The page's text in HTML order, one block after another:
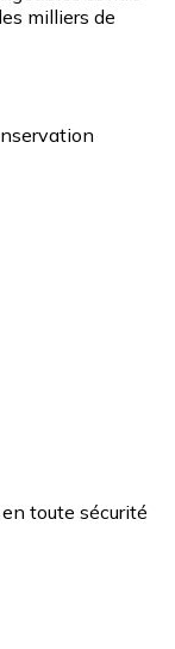
milliers de
toute sécurité